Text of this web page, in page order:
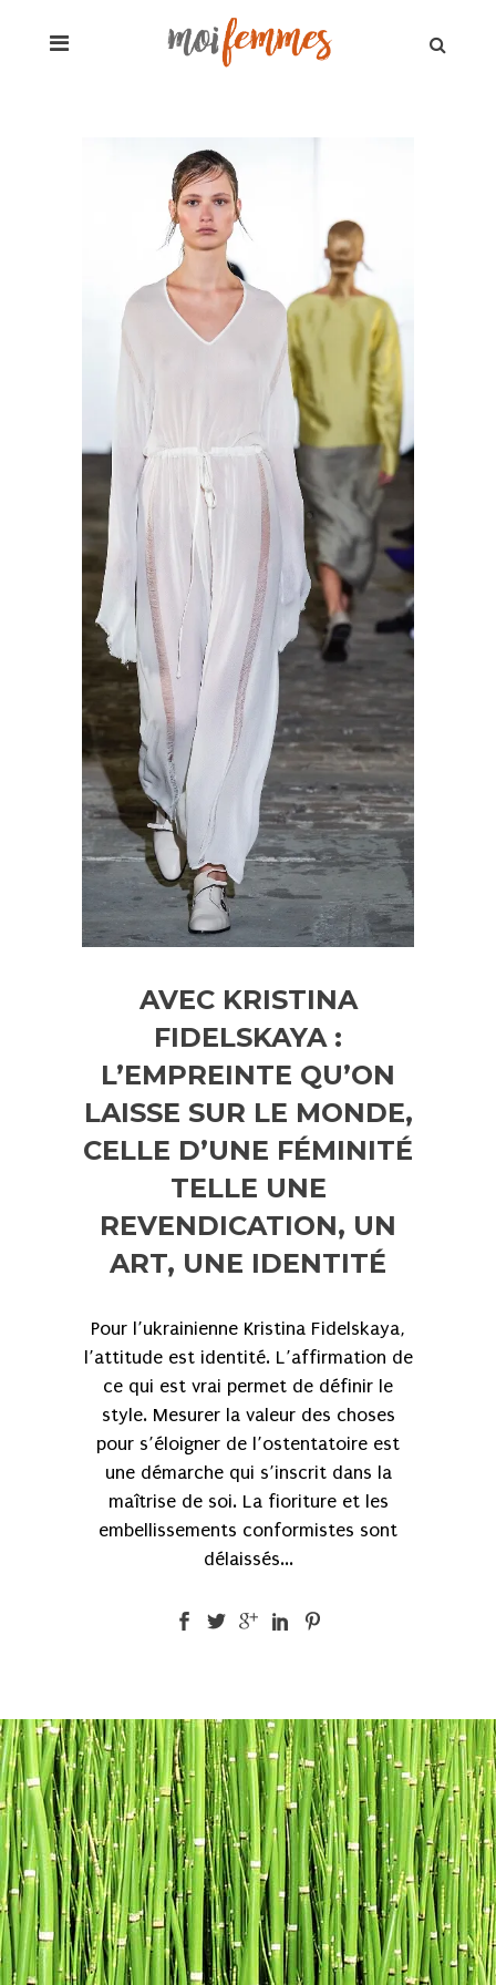
AVEC KRISTINA
FIDELSKAYA :
L’EMPREINTE QU’ON
LAISSE SUR LE MONDE,
CELLE D’UNE FÉMINITÉ
TELLE UNE
REVENDICATION, UN
ART, UNE IDENTITÉ
Pour l’ukrainienne Kristina Fidelskaya,
l’attitude est identité. L’affirmation de
ce qui est vrai permet de définir le
style. Mesurer la valeur des choses
pour s’éloigner de l’ostentatoire est
une démarche qui s’inscrit dans la
maîtrise de soi. La fioriture et les
embellissements conformistes sont
délaissés...